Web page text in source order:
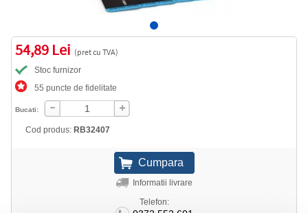
54,89 Lei (pret cu TVA)
Stoc furnizor
55 puncte de fidelitate
Bucati:
Cod produs: RB32407
Informatii livrare
Telefon: